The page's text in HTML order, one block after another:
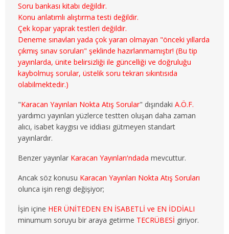
3. SINIF 5. YARIYIL MALİYE
3. SINIF 6. YARIYIL MALİYE
4. SINIF 7. YARIYIL MALİYE
4. SINIF 8. YARIYIL MALİYE
ÇALIŞMA EKO. VE END. İLİŞ.
1. SINIF 1. YARIYIL ÇEKO
2. SINIF 3. YARIYIL ÇEKO
3. SINIF 5. YARIYIL ÇEKO
Soru bankası kitabı değildir.
Konu anlatımlı alıştırma testi değildir.
Çek kopar yaprak testleri değildir.
Deneme sınavları yada çok yararı olmayan "önceki yıllarda
çıkmış sınav soruları" şeklinde hazırlanmamıştır! (Bu tip
yayınlarda, ünite belirsizliği ile güncelliği ve doğruluğu
kaybolmuş sorular, üstelik soru tekrarı sıkıntısıda
olabilmektedir.)
"Karacan Yayınları Nokta Atış Sorular" dışındaki A.Ö.F.
yardımcı yayınları yüzlerce testten oluşan daha zaman
alıcı, isabet kaygısı ve iddiası gütmeyen standart
yayınlardır.
Benzer yayınlar Karacan Yayınları'ndada mevcuttur.
Ancak söz konusu Karacan Yayınları Nokta Atış Soruları
olunca işin rengi değişiyor;
İşin içine HER ÜNİTEDEN EN İSABETLİ ve EN İDDİALI
minumum soruyu bir araya getirme TECRÜBESİ giriyor.